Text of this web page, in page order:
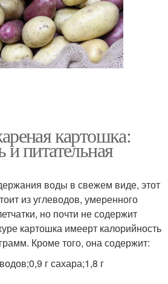
картошка:
и питательная
воды в свежем виде, этот
из углеводов, умеренного
но почти не содержит
картошка имеерт калорийность
Кроме того, она содержит:
г сахара;1,8 г